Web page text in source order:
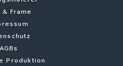
Frame
AGBs
Produktion